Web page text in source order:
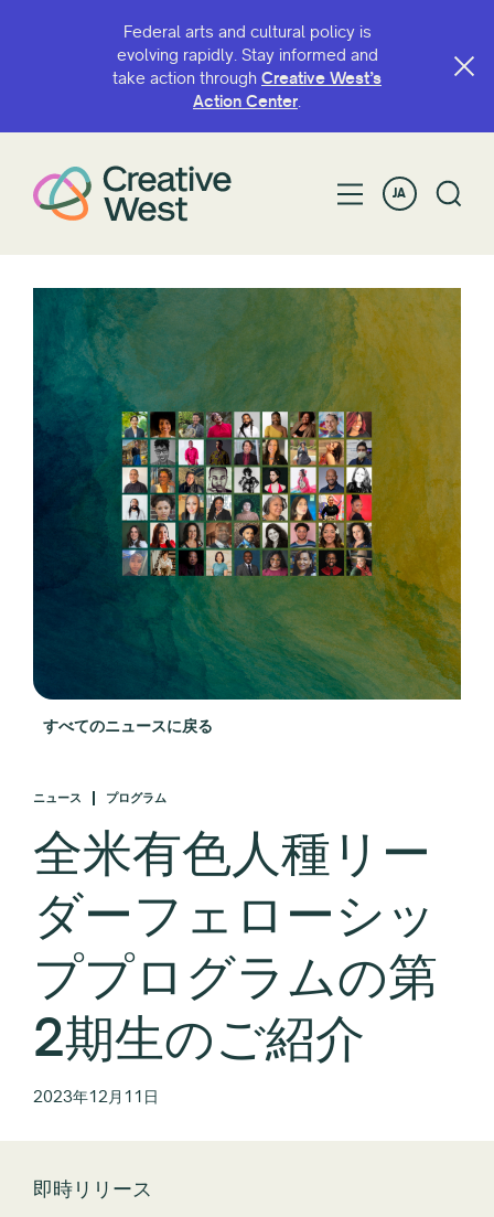
Federal arts and cultural policy is
evolving rapidly. Stay informed and
take action through Creative West’s
Action Center.
JA
すべてのニュースに戻る
ニュース プログラム
全米有色人種リー
ダーフェローシッ
ププログラムの第
2期生のご紹介
2023年12月11日
即時リリース